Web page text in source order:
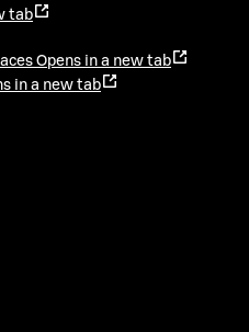
tab
Opens in a new tab
in a new tab